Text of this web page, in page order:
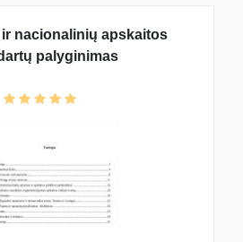
nacionalinių apskaitos
palyginimas